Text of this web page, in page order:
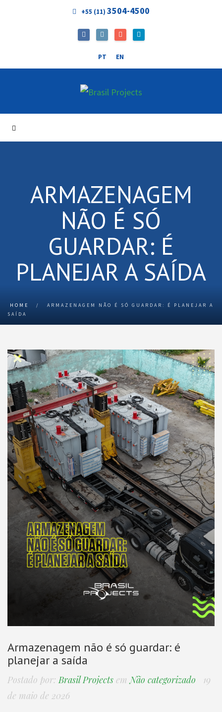
+55 (11) 3504-4500
PT EN
ARMAZENAGEM
NÃO É SÓ
GUARDAR: É
PLANEJAR A SAÍDA
HOME /
ARMAZENAGEM NÃO É SÓ GUARDAR: É PLANEJAR A
SAÍDA
Armazenagem não é só guardar: é
planejar a saída
Postado por: Brasil Projects em Não categorizado
19
de maio de 2026